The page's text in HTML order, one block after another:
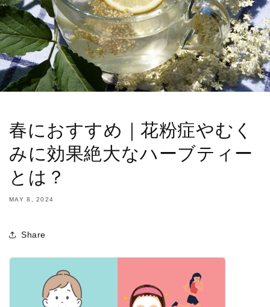
春におすすめ｜花粉症やむく
みに効果絶大なハーブティー
とは？
MAY 8, 2024
Share